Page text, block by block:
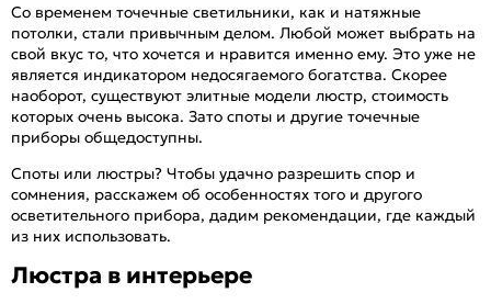
Со временем точечные светильники, как и натяжные
потолки, стали привычным делом. Любой может выбрать на
свой вкус то, что хочется и нравится именно ему. Это уже не
является индикатором недосягаемого богатства. Скорее
наоборот, существуют элитные модели люстр, стоимость
которых очень высока. Зато споты и другие точечные
приборы общедоступны.
Споты или люстры? Чтобы удачно разрешить спор и
сомнения, расскажем об особенностях того и другого
осветительного прибора, дадим рекомендации, где каждый
из них использовать.
Люстра в интерьере